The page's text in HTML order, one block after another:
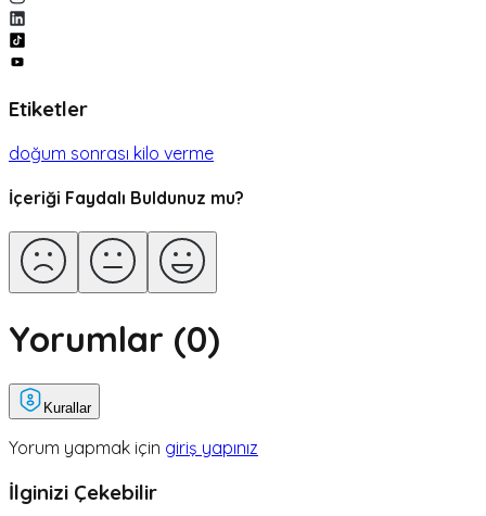
Etiketler
doğum sonrası kilo verme
İçeriği Faydalı Buldunuz mu?
Yorumlar (0)
Kurallar
Yorum yapmak için giriş yapınız
İlginizi Çekebilir